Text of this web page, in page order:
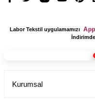
Labor Tekstil uygulamamızı
Kurumsal